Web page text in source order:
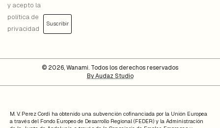
y acepto la
política de
privacidad
Suscribir
© 2026, Wanami. Todos los derechos reservados
By Audaz Studio
M. V. Perez Cordi ha obtenido una subvención cofinanciada por la Unión Europea
a través del Fondo Europeo de Desarrollo Regional (FEDER) y la Administración